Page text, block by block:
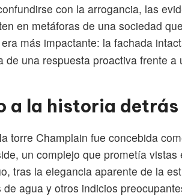
con la arrogancia, las
en metáforas de una sociedad
más impactante: la fachada
de una respuesta proactiva frente a
a la historia
torre Champlain fue concebida
un complejo que prometía
tras la elegancia aparente de la
agua y otros indicios